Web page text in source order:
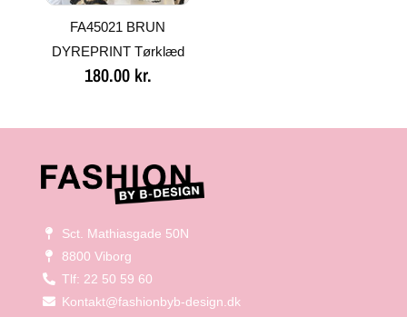
FA45021 BRUN
DYREPRINT Tørklæd
180.00 kr.
Sct. Mathiasgade 50N
8800 Viborg
Tlf: 22 50 59 60
Kontakt@fashionbyb-design.dk